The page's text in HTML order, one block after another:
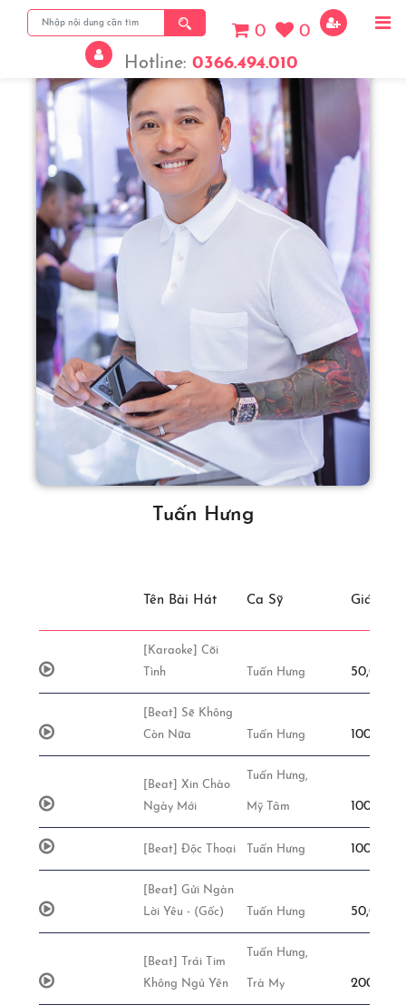
0
0
Hotline: 0366.494.010
Tuấn Hưng
Tên Bài Hát Ca Sỹ Giá
[Karaoke] Cõi
Tình
Tuấn Hưng 50,000đ
[Beat] Sẽ Không
Còn Nữa
Tuấn Hưng
[Beat] Xin Chào
Ngày Mới
Tuấn Hưng,
Mỹ Tâm
[Beat] Độc Thoại Tuấn Hưng
[Beat] Gửi Ngàn
Lời Yêu - (Gốc)
Tuấn Hưng 50,000đ
[Beat] Trái Tim
Không Ngủ Yên
Tuấn Hưng,
Trà My